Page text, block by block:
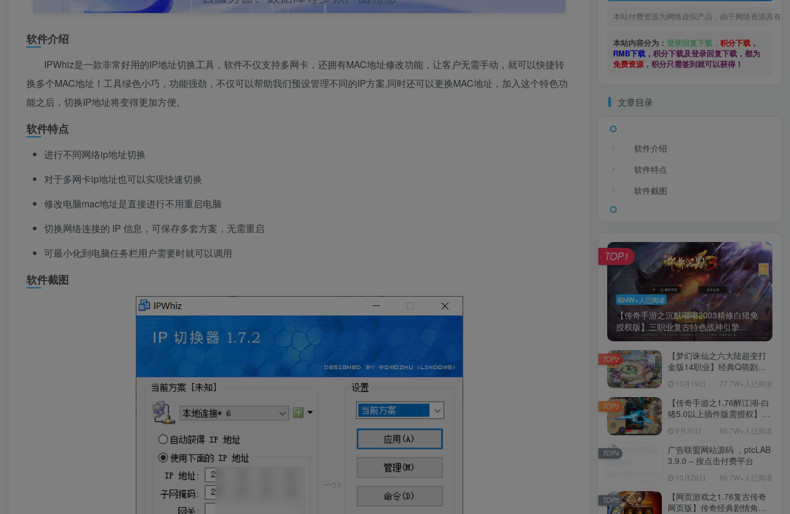
软件介绍
IPWhiz是一款非常好用的IP地址切换工具，软件不仅支持多网卡，还拥有MAC地址修改功能，让客户无需手动，就可以快捷转
换多个MAC地址！工具绿色小巧，功能强劲，不仅可以帮助我们预设管理不同的IP方案,同时还可以更换MAC地址，加入这个特色功
能之后，切换IP地址将变得更加方便。
软件特点
进行不同网络ip地址切换
对于多网卡ip地址也可以实现快速切换
修改电脑mac地址是直接进行不用重启电脑
切换网络连接的 IP 信息，可保存多套方案，无需重启
可最小化到电脑任务栏用户需要时就可以调用
软件截图
本站付费资源为网络虚拟产品，由于网络资源具有
本站内容分为： 登录回复下载， 积分下载，
RMB下载， 积分下载及登录回复下载，都为
免费资源， 积分只需签到就可以获得！
文章目录
软件介绍
软件特点
软件截图
624W+人已阅读
【传奇手游之沉默嘟嘟2003精修白猪免
授权版】三职业复古特色战神引擎...
TOP1
【梦幻诛仙之六大陆超变打
金版14职业】经典Q萌剧情
Linux服务端源码视频架设教
程-新版多功能GM网页后台
工具-安卓苹果IOS双端版
本！
10月19日 77.7W+人已阅读
TOP2
【传奇手游之1.76醉江湖-白
猪5.0以上插件版需授权】三
手游-Win服务端源码视频架
设教程-新版GM多功能网页
授权物品后台-九层妖塔-法宠
系统-历练殿堂-尸家重地-GM
直冲网页后台-安卓苹果IOS
双端版本！
9月20日 66.7W+人已阅读
TOP3
广告联盟网站源码 ，ptcLAB
3.9.0 – 按点击付费平台
10月28日 66.7W+人已阅读
TOP4
【网页游戏之1.76复古传奇
网页版】传奇经典剧情角色
TOP5